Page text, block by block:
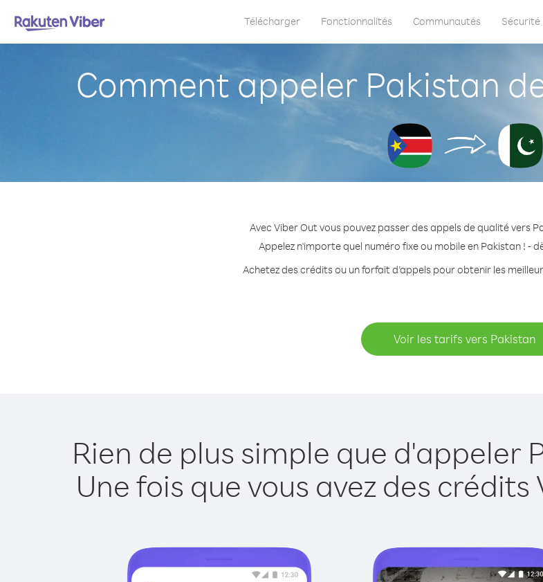
Télécharger Fonctionnalités Communautés Sécurité
Comment appeler Pakistan
Avec Viber Out vous pouvez passer des appels de qualité vers
Appelez n'importe quel numéro fixe ou mobile en Pakistan ! -
Achetez des crédits ou un forfait d’appels pour obtenir les
Voir les tarifs vers Pakistan
Rien de plus simple que d'appeler
Une fois que vous avez des crédits